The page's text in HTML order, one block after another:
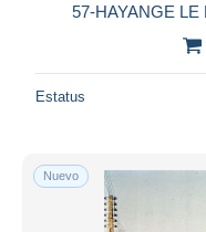
57-HAYANGE LE
Estatus
Nuevo